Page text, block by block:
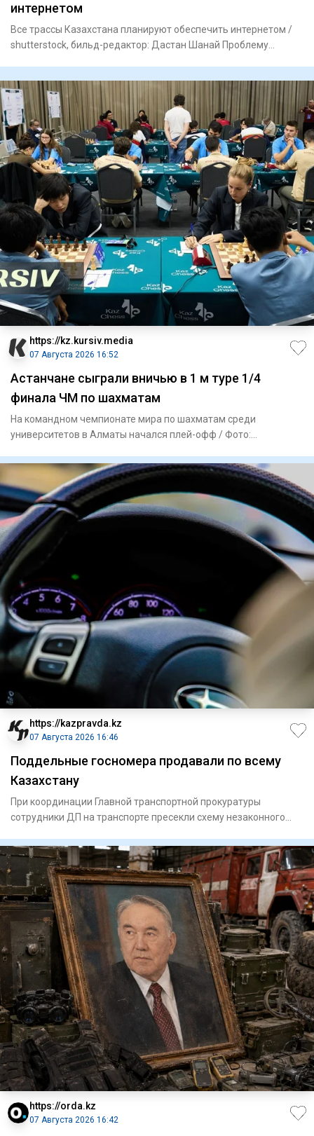
интернетом
Все трассы Казахстана планируют обеспечить интернетом /
shutterstock, бильд-редактор: Дастан Шанай Проблему
https://kz.kursiv.media
07 Августа 2026 16:52
Астанчане сыграли вничью в 1 м туре 1/4
финала ЧМ по шахматам
На командном чемпионате мира по шахматам среди
университетов в Алматы начался плей-офф / Фото:
https://kazpravda.kz
07 Августа 2026 16:46
Поддельные госномера продавали по всему
Казахстану
При координации Главной транспортной прокуратуры
сотрудники ДП на транспорте пресекли схему незаконного
https://orda.kz
07 Августа 2026 16:42